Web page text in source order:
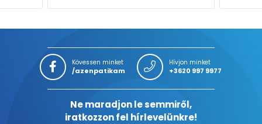
Kövessen minket
/azenpatikam
Hívjon minket
+3620 997 9977
Ne maradjon le semmiről,
iratkozzon fel hírlevelünkre!